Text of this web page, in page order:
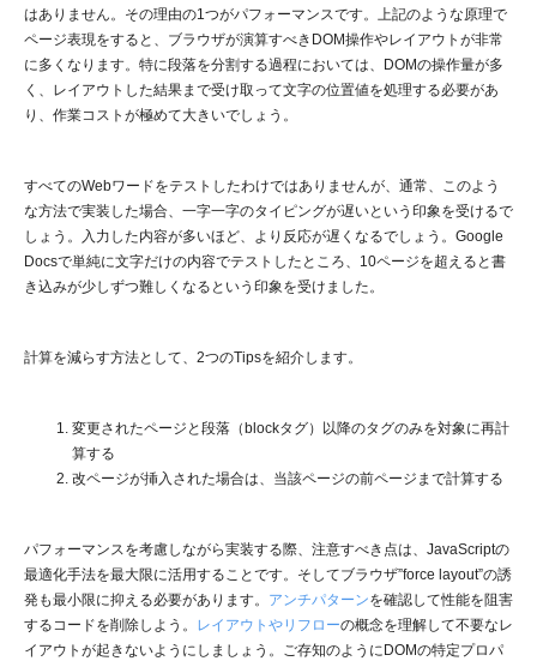
はありません。その理由の1つがパフォーマンスです。上記のような原理で
ページ表現をすると、ブラウザが演算すべきDOM操作やレイアウトが非常
に多くなります。特に段落を分割する過程においては、DOMの操作量が多
く、レイアウトした結果まで受け取って文字の位置値を処理する必要があ
り、作業コストが極めて大きいでしょう。
すべてのWebワードをテストしたわけではありませんが、通常、このよう
な方法で実装した場合、一字一字のタイピングが遅いという印象を受けるで
しょう。入力した内容が多いほど、より反応が遅くなるでしょう。Google
Docsで単純に文字だけの内容でテストしたところ、10ページを超えると書
き込みが少しずつ難しくなるという印象を受けました。
計算を減らす方法として、2つのTipsを紹介します。
変更されたページと段落（blockタグ）以降のタグのみを対象に再計
算する
改ページが挿入された場合は、当該ページの前ページまで計算する
パフォーマンスを考慮しながら実装する際、注意すべき点は、JavaScriptの
最適化手法を最大限に活用することです。そしてブラウザ”force layout”の誘
発も最小限に抑える必要があります。 アンチパターンを確認して性能を阻害
するコードを削除しよう。 レイアウトやリフローの概念を理解して不要なレ
イアウトが起きないようにしましょう。ご存知のようにDOMの特定プロパ